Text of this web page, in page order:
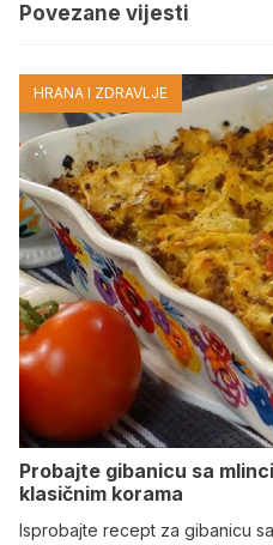
Povezane vijesti
HRANA I ZDRAVLJE
Probajte gibanicu sa
klasičnim korama
Isprobajte recept za gibanicu